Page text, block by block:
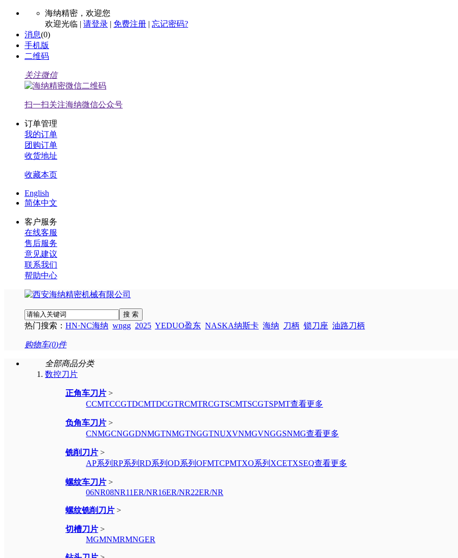
海纳精密， 欢迎您
欢迎光临 | 请登录 | 免费注册 | 忘记密码?
消息(0)
手机版
二维码
关注微信
扫一扫关注海纳微信公众号
订单管理
我的订单
团购订单
收货地址
收藏本页
English
简体中文
客户服务
在线客服
售后服务
意见建议
联系我们
帮助中心
搜 索
热门搜索： HN·NC海纳 wngg 2025 YEDUO盈东 NASKA纳斯卡 海纳 刀柄 锁刀座 油路刀柄
购物车(0)件
全部商品分类
数控刀片
正角车刀片 >
CCMTCCGTDCMTDCGTRCMTRCGTSCMTSCGTSPMT查看更多
负角车刀片 >
CNMGCNGGDNMGTNMGTNGGTNUXVNMGVNGGSNMG查看更多
铣削刀片 >
AP系列 RP系列 RD系列 OD系列 OFMTCPMTXO系列 XCETXSEQ查看更多
螺纹车刀片 >
06NR08NR11ER/NR16ER/NR22ER/NR
螺纹铣削刀片 >
切槽刀片 >
MGMNMRMNGER